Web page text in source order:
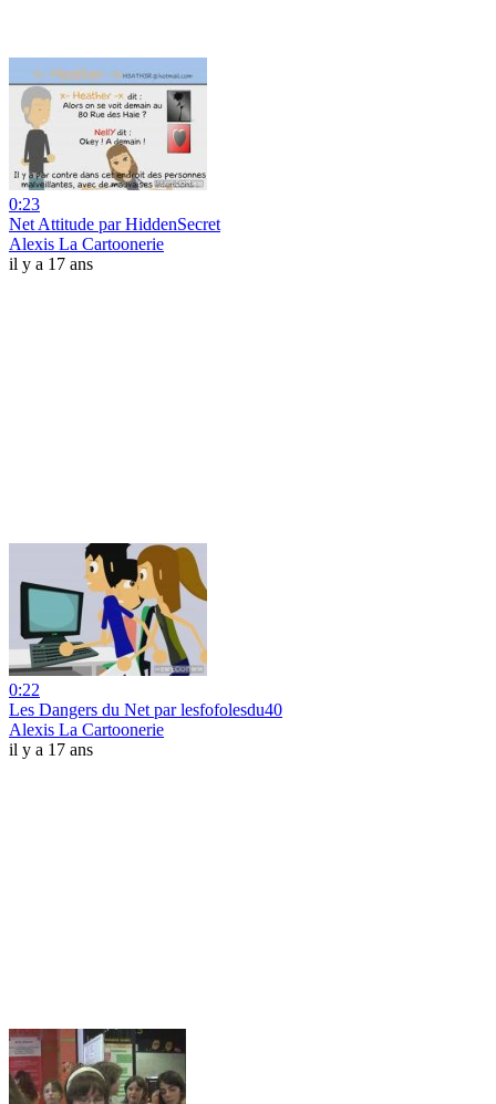
0:23
Net Attitude par HiddenSecret
Alexis La Cartoonerie
il y a 17 ans
0:22
Les Dangers du Net par lesfofolesdu40
Alexis La Cartoonerie
il y a 17 ans